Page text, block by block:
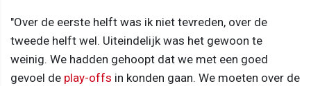
"Over de eerste helft was ik niet tevreden, over de
tweede helft wel. Uiteindelijk was het gewoon te
weinig. We hadden gehoopt dat we met een goed
gevoel de play-offs in konden gaan. We moeten over de